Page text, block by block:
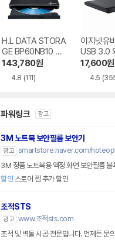
H.L DATA STORA
GE BP60NB10 블
루레이 외장ODD
143,780원
4.8 (111)
이지넷유
USB 3.0
VD-RW
0DVD-
17,600원
4.5
파워링크 광고
3M 노트북 보안필름 보안기
광고 smartstore.naver.com/
3M 정품 노트북용 액정 화면 보안필름
할인 스토어 찜 추가 할인
조적STS
광고 www.조적sts.com
조적 및 벽돌 시공 전문입니다. 언제든 문